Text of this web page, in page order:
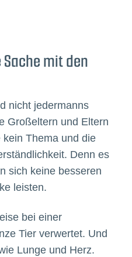
mit den
nicht jedermanns
Großeltern und Eltern
Thema und die
Denn es
sich keine besseren
leisten.
bei einer
Tier verwertet. Und
Lunge und Herz.